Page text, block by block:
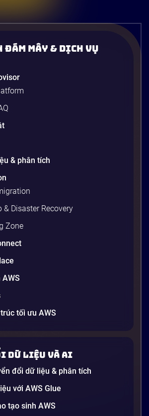
Mây & Dịch Vụ
& phân tích
& Disaster Recovery
Zone
tối ưu AWS
dữ liệu và AI
đổi dữ liệu & phân tích
với AWS Glue
tạo sinh AWS